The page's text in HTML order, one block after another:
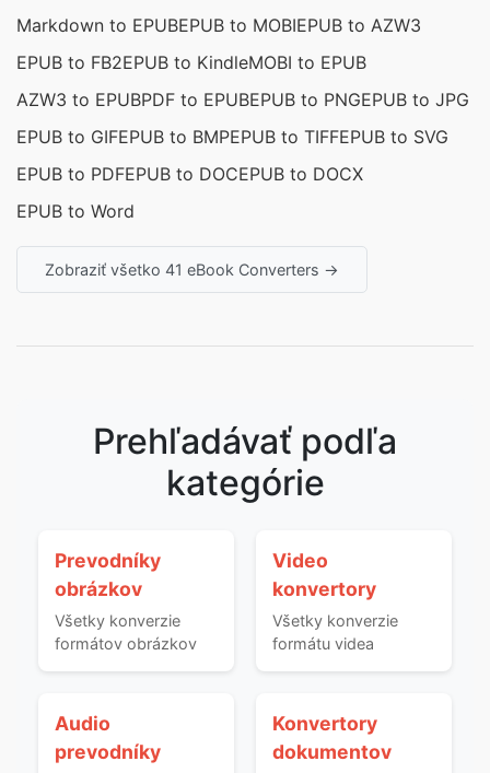
Markdown to EPUBEPUB to MOBIEPUB to AZW3
EPUB to FB2EPUB to KindleMOBI to EPUB
AZW3 to EPUBPDF to EPUBEPUB to PNGEPUB to JPG
EPUB to GIFEPUB to BMPEPUB to TIFFEPUB to SVG
EPUB to PDFEPUB to DOCEPUB to DOCX
EPUB to Word
Zobraziť všetko 41 eBook Converters →
Prehľadávať podľa
kategórie
Prevodníky
obrázkov
Všetky konverzie
formátov obrázkov
Video
konvertory
Všetky konverzie
formátu videa
Audio
prevodníky
Konvertory
dokumentov